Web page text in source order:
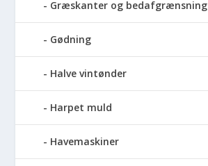
Græskanter og bedafgrænsning
Gødning
Halve vintønder
Harpet muld
Havemaskiner